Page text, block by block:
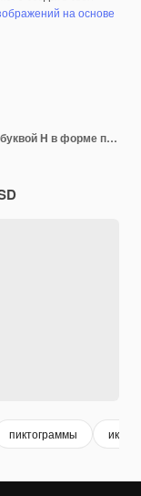
на основе
Буква H с логотипом Стиль дизайна с буквой H в форме природы Абстрактные векторные коллекции
пиктограммы